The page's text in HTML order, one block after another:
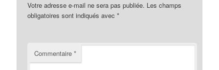
Votre adresse e-mail ne sera pas publiée. Les champs
obligatoires sont indiqués avec*
Commentaire*